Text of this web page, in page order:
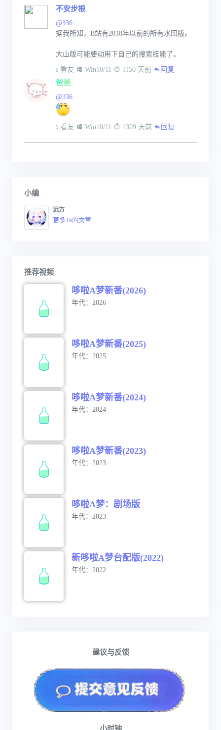
不安步根
@336
据我所知，B站有2018年以前的所有水田版。
大山版可能要动用下自己的搜索技能了。
看友 Win10/11 1150 天前 回复
爸爸
@336
看友 Win10/11 1309 天前 回复
小编
远方
更多Ta的文章
推荐视频
哆啦A梦新番(2026)
年代：2026
哆啦A梦新番(2025)
年代：2025
哆啦A梦新番(2024)
年代：2024
哆啦A梦新番(2023)
年代：2023
哆啦A梦：剧场版
年代：2023
新哆啦A梦台配版(2022)
年代：2022
建议与反馈